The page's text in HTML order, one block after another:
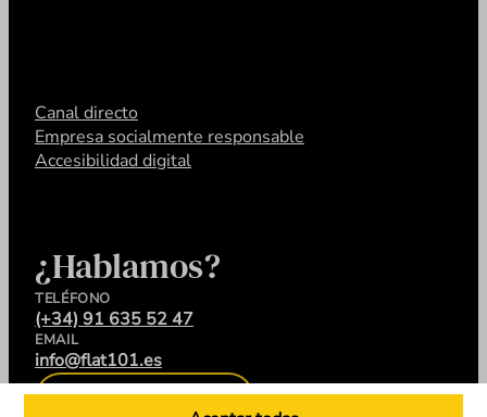
Canal directo
Empresa socialmente responsable
Accesibilidad digital
¿Hablamos?
TELÉFONO
(+34) 91 635 52 47
EMAIL
info@flat101.es
CONTACTA